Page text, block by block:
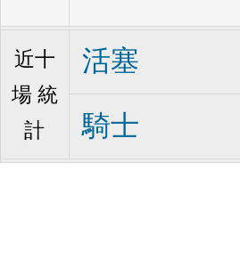
近十
場 統
計
活塞
騎士